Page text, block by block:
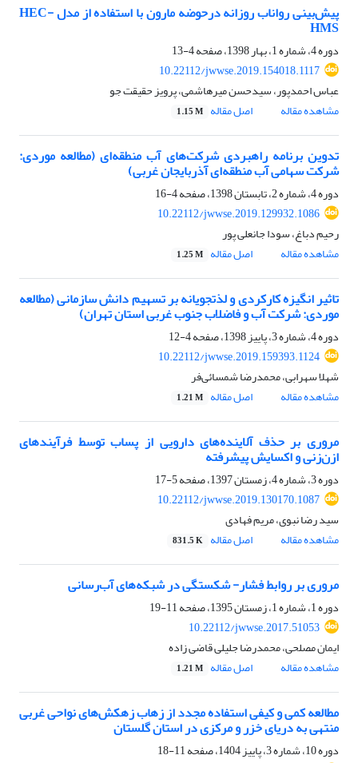
پیش‌بینی رواناب روزانه درحوضه مارون با استفاده از مدل HEC-
HMS
دوره 4، شماره 1، بهار 1398، صفحه
4-13
10.22112/jwwse.2019.154018.1117
عباس احمدپور، سیدحسن میرهاشمی، پرویز حقیقت جو
مشاهده مقاله
اصل مقاله 1.15 M
تدوین برنامه راهبردی شرکت‌های آب منطقه‌ای (مطالعه موردی:
شرکت سهامی آب منطقه‌ای آذربایجان غربی)
دوره 4، شماره 2، تابستان 1398، صفحه
4-16
10.22112/jwwse.2019.129932.1086
رحیم دباغ، سودا جانعلی پور
مشاهده مقاله
اصل مقاله 1.25 M
تاثیر انگیزه کارکردی و لذت‎جویانه بر تسهیم دانش سازمانی (مطالعه
موردی: شرکت آب و فاضلاب جنوب غربی استان تهران)
دوره 4، شماره 3، پاییز 1398، صفحه
4-12
10.22112/jwwse.2019.159393.1124
شهلا سهرابی، محمدرضا شمسائی‌فر
مشاهده مقاله
اصل مقاله 1.21 M
مروری بر حذف آلاینده‌های دارویی از پساب توسط فرآیندهای
ازن‌زنی و اکسایش پیشرفته
دوره 3، شماره 4، زمستان 1397، صفحه
5-17
10.22112/jwwse.2019.130170.1087
سید رضا نبوی، مریم فهادی
مشاهده مقاله
اصل مقاله 831.5 K
مروری بر روابط فشار- شکستگی در شبکه‌های آب‌رسانی
دوره 1، شماره 1، زمستان 1395، صفحه
11-19
10.22112/jwwse.2017.51053
ایمان مصلحی، محمدرضا جلیلی قاضی زاده
مشاهده مقاله
اصل مقاله 1.21 M
مطالعه کمی و کیفی استفاده مجدد از زهاب زهکش‌های نواحی غربی
منتهی به دریای خزر و مرکزی در استان گلستان
دوره 10، شماره 3، پاییز 1404، صفحه
11-18